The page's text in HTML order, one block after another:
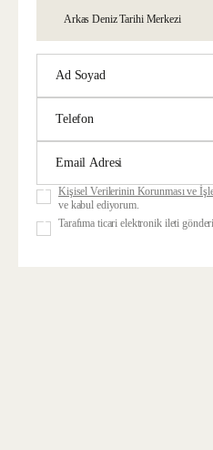
Arkas Deniz Tarihi Merkezi
Kişisel Verilerinin Korunması ve
ve kabul ediyorum.
Tarafıma ticari elektronik ileti